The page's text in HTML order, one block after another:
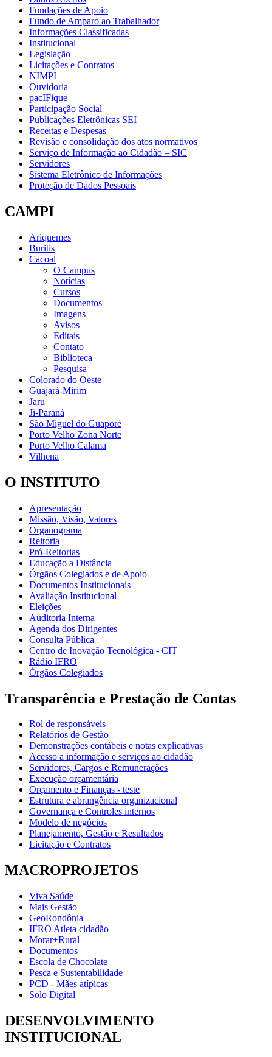
Fundações de Apoio
Fundo de Amparo ao Trabalhador
Informações Classificadas
Institucional
Legislação
Licitações e Contratos
NIMPI
Ouvidoria
pacIFique
Participação Social
Publicações Eletrônicas SEI
Receitas e Despesas
Revisão e consolidação dos atos normativos
Serviço de Informação ao Cidadão – SIC
Servidores
Sistema Eletrônico de Informações
Proteção de Dados Pessoais
CAMPI
Ariquemes
Buritis
Cacoal
O Campus
Notícias
Cursos
Documentos
Imagens
Avisos
Editais
Contato
Biblioteca
Pesquisa
Colorado do Oeste
Guajará-Mirim
Jaru
Ji-Paraná
São Miguel do Guaporé
Porto Velho Zona Norte
Porto Velho Calama
Vilhena
O INSTITUTO
Apresentação
Missão, Visão, Valores
Organograma
Reitoria
Pró-Reitorias
Educação a Distância
Órgãos Colegiados e de Apoio
Documentos Institucionais
Avaliação Institucional
Eleições
Auditoria Interna
Agenda dos Dirigentes
Consulta Pública
Centro de Inovação Tecnológica - CIT
Rádio IFRO
Órgãos Colegiados
Transparência e Prestação de Contas
Rol de responsáveis
Relatórios de Gestão
Demonstrações contábeis e notas explicativas
Acesso a informação e serviços ao cidadão
Servidores, Cargos e Remunerações
Execução orçamentária
Orçamento e Finanças - teste
Estrutura e abrangência organizacional
Governança e Controles internos
Modelo de negócios
Planejamento, Gestão e Resultados
Licitação e Contratos
MACROPROJETOS
Viva Saúde
Mais Gestão
GeoRondônia
IFRO Atleta cidadão
Morar+Rural
Documentos
Escola de Chocolate
Pesca e Sustentabilidade
PCD - Mães atípicas
Solo Digital
DESENVOLVIMENTO
INSTITUCIONAL